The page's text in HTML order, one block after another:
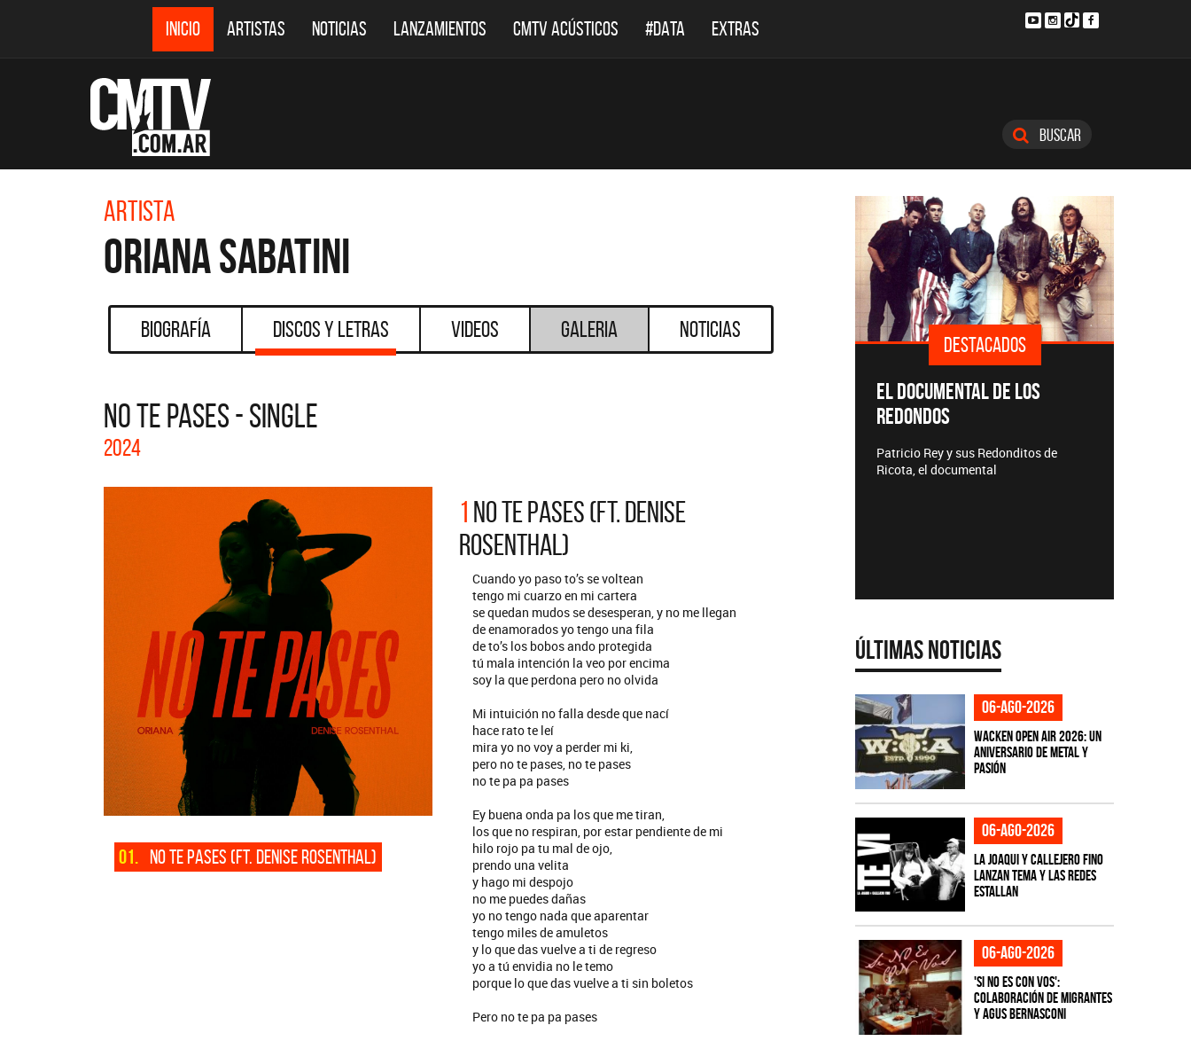
INICIO ARTISTAS NOTICIAS LANZAMIENTOS CMTV ACÚSTICOS #DATA EXTRAS
Buscar
Artista
Oriana Sabatini
Biografía Discos y Letras Videos Galeria Noticias
NO TE PASES - SINGLE
2024
01. NO TE PASES (FT. DENISE ROSENTHAL)
1 NO TE PASES (FT. DENISE
ROSENTHAL)
Cuando yo paso to’s se voltean
tengo mi cuarzo en mi cartera
se quedan mudos se desesperan, y no me llegan
de enamorados yo tengo una fila
de to’s los bobos ando protegida
tú mala intención la veo por encima
soy la que perdona pero no olvida
Mi intuición no falla desde que nací
hace rato te leí
mira yo no voy a perder mi ki,
pero no te pases, no te pases
no te pa pa pases
Ey buena onda pa los que me tiran,
los que no respiran, por estar pendiente de mi
hilo rojo pa tu mal de ojo,
prendo una velita
y hago mi despojo
no me puedes dañas
yo no tengo nada que aparentar
tengo miles de amuletos
y lo que das vuelve a ti de regreso
yo a tú envidia no le temo
porque lo que das vuelve a ti sin boletos
Pero no te pa pa pases
DESTACADOS DESTACADOS DESTACADOS
EL DOCUMENTAL DE LOS
REDONDOS
Patricio Rey y sus Redonditos de
Ricota, el documental
Últimas Noticias
06-ago-2026
Wacken Open Air 2026: Un
aniversario de metal y
pasión
06-ago-2026
La Joaqui y Callejero Fino
lanzan tema y las redes
estallan
06-ago-2026
'Si No Es Con Vos':
colaboración de Migrantes
y Agus Bernasconi